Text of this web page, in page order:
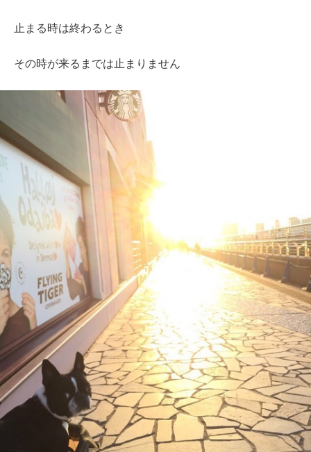
止まる時は終わるとき
その時が来るまでは止まりません